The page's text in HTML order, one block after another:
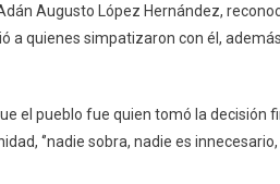
Augusto López Hernández,
a quienes simpatizaron con él,
el pueblo fue quien tomó la decisión
‘’nadie sobra, nadie es